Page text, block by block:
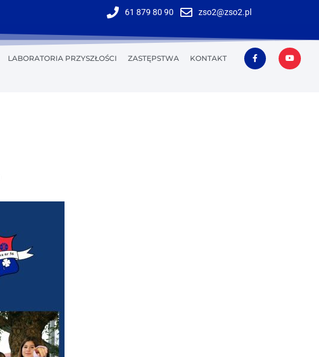
61 879 80 90 zso2@zso2.pl
LABORATORIA PRZYSZŁOŚCI ZASTĘPSTWA KONTAKT